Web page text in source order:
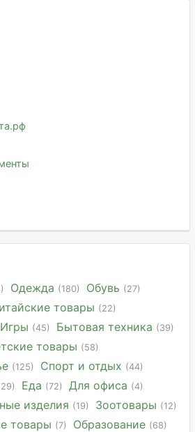
Одежда (180) Обувь (27)
товары (22)
Игры (45) Бытовая техника (39)
товары (58)
(125) Спорт и отдых (44)
Еда (72) Для офиса (4)
изделия (19) Зоотовары (12)
товары (7) Образование (68)